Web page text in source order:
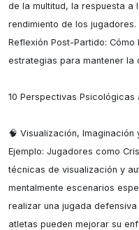
de la multitud, la respuesta a
rendimiento de los jugadores.
Reflexión Post-Partido:
estrategias para mantener la
10 Perspectivas
🧠 Visualización, Imaginación
Ejemplo: Jugadores como
técnicas de visualización y
mentalmente escenarios
realizar una jugada
atletas pueden mejorar su